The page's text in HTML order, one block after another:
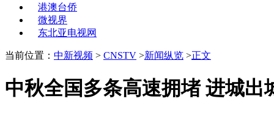
港澳台侨
微视界
东北亚电视网
当前位置： 中新视频 > CNSTV >新闻纵览 >正文
中秋全国多条高速拥堵 进城出